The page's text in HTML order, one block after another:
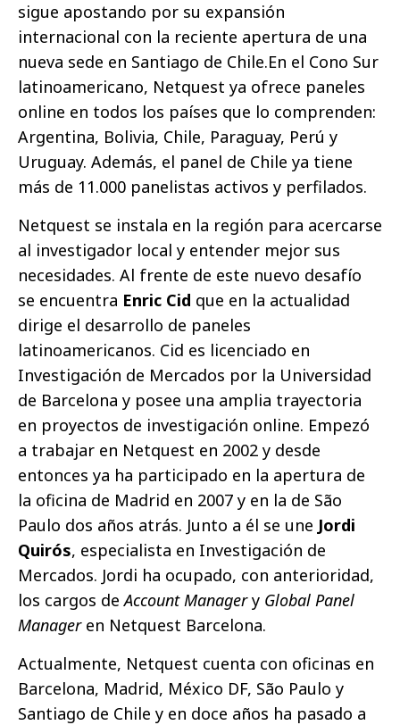
sigue apostando por su expansión
internacional con la reciente apertura de una
nueva sede en Santiago de Chile.En el Cono Sur
latinoamericano, Netquest ya ofrece paneles
online en todos los países que lo comprenden:
Argentina, Bolivia, Chile, Paraguay, Perú y
Uruguay. Además, el panel de Chile ya tiene
más de 11.000 panelistas activos y perfilados.
Netquest se instala en la región para acercarse
al investigador local y entender mejor sus
necesidades. Al frente de este nuevo desafío
se encuentra Enric Cid que en la actualidad
dirige el desarrollo de paneles
latinoamericanos. Cid es licenciado en
Investigación de Mercados por la Universidad
de Barcelona y posee una amplia trayectoria
en proyectos de investigación online. Empezó
a trabajar en Netquest en 2002 y desde
entonces ya ha participado en la apertura de
la oficina de Madrid en 2007 y en la de São
Paulo dos años atrás. Junto a él se une Jordi
Quirós, especialista en Investigación de
Mercados. Jordi ha ocupado, con anterioridad,
los cargos deAccount Managery Global Panel
Manageren Netquest Barcelona.
Actualmente, Netquest cuenta con oficinas en
Barcelona, Madrid, México DF, São Paulo y
Santiago de Chile y en doce años ha pasado a